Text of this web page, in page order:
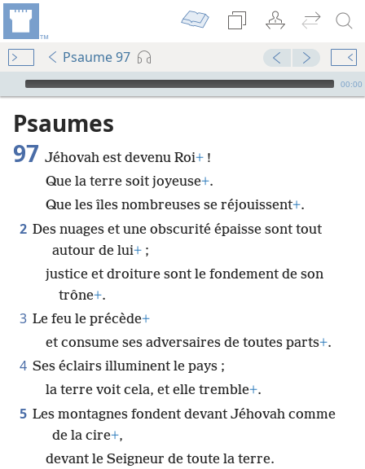
Psaume 97
Audio Player
00:00
Psaumes
97 Jéhovah est devenu Roi+ !
Que la terre soit joyeuse+.
Que les îles nombreuses se réjouissent+.
2 Des nuages et une obscurité épaisse sont tout
autour de lui+ ;
justice et droiture sont le fondement de son
trône+.
3 Le feu le précède+
et consume ses adversaires de toutes parts+.
4 Ses éclairs illuminent le pays ;
la terre voit cela, et elle tremble+.
5 Les montagnes fondent devant Jéhovah comme
de la cire+,
devant le Seigneur de toute la terre.